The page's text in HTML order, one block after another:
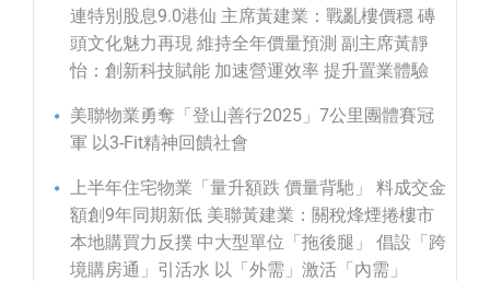
連特別股息9.0港仙 主席黃建業：戰亂樓價穩 磚
頭文化魅力再現 維持全年價量預測 副主席黃靜
怡：創新科技賦能 加速營運效率 提升置業體驗
美聯物業勇奪「登山善行2025」7公里團體賽冠
軍 以3-Fit精神回饋社會
上半年住宅物業「量升額跌 價量背馳」 料成交金
額創9年同期新低 美聯黃建業：關稅烽煙捲樓市
本地購買力反撲 中大型單位「拖後腿」 倡設「跨
境購房通」引活水 以「外需」激活「內需」